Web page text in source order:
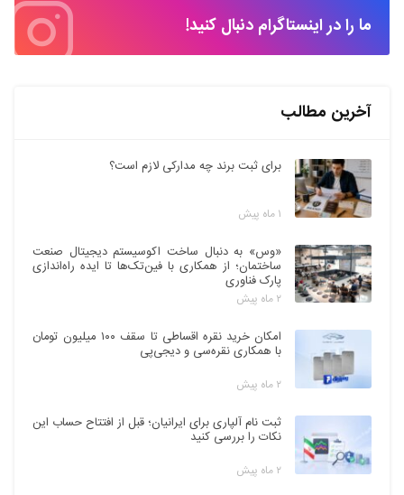
ما را در اینستاگرام دنبال کنید!
آخرین مطالب
برای ثبت برند چه مدارکی لازم است؟
۱ ماه پیش
«وس» به دنبال ساخت اکوسیستم دیجیتال صنعت
ساختمان؛ از همکاری با فین‌تک‌ها تا ایده راه‌اندازی
پارک فناوری
۲ ماه پیش
امکان خرید نقره اقساطی تا سقف ۱۰۰ میلیون تومان
با همکاری نقره‌سی و دیجی‌پی
۲ ماه پیش
ثبت نام آلپاری برای ایرانیان؛ قبل از افتتاح حساب این
نکات را بررسی کنید
۲ ماه پیش